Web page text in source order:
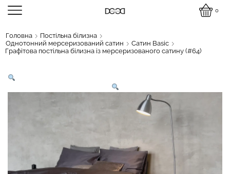
0
Головна
Постільна білизна
Однотонний мерсеризований сатин
Сатин Basic
Графітова постільна білизна із мерсеризованого сатину (#64)